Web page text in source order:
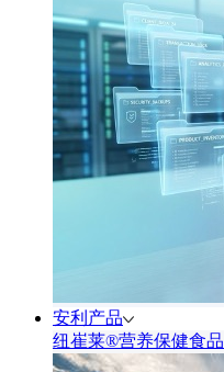
安利产品
纽崔莱®营养保健食品